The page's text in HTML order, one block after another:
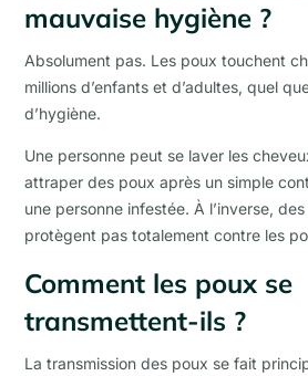
mauvaise hygiène ?
Absolument pas. Les poux touchent
millions d’enfants et d’adultes, quel
d’hygiène.
Une personne peut se laver les
attraper des poux après un simple
une personne infestée. À l’inverse,
protègent pas totalement contre les
Comment les poux se
transmettent-ils ?
La transmission des poux se fait